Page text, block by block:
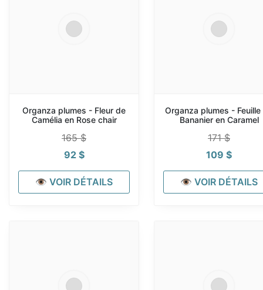
Organza plumes - Fleur de
Camélia en Rose chair
165$
92$
👁 VOIR DÉTAILS
Organza plumes - Feuille
Bananier en Caramel
171$
109 $
👁 VOIR DÉTAILS